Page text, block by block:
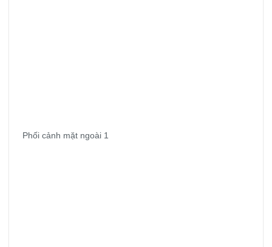
Phối cảnh mặt ngoài 1